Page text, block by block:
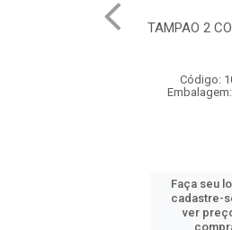
TAMPAO 2 CONDULETE